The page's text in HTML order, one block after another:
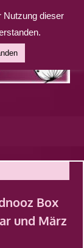
Box
und März
Nutzung dieser